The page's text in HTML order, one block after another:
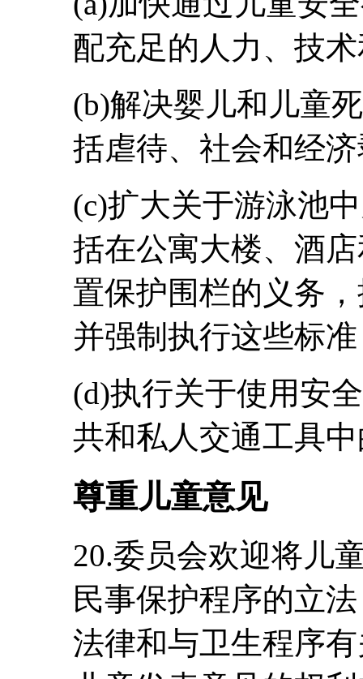
配充足的人力、技
(b)解决婴儿和儿童
括虐待、社会和经
(c)扩大关于游泳池
括在公寓大楼、酒
置保护围栏的义务
并强制执行这些标
(d)执行关于使用安
共和私人交通工具
尊重儿童意见
20.委员会欢迎将儿
民事保护程序的立
法律和与卫生程序